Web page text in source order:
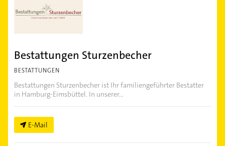
Bestattungen Sturzenbecher
BESTATTUNGEN
Bestattungen Sturzenbecher ist Ihr familiengeführter Bestatter
in Hamburg-Eimsbüttel. In unserer...
E-Mail